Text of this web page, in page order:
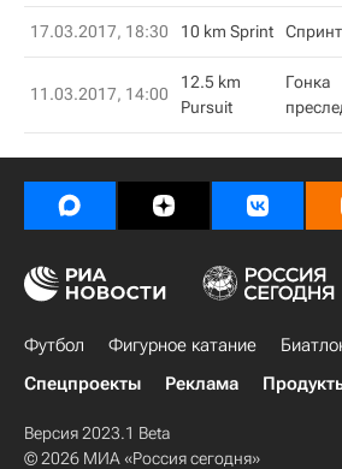
17.03.2017, 18:30 10 km Sprint Спринт
11.03.2017, 14:00
12.5 km
Pursuit
Гонка
Футбол Фигурное катание
Спецпроекты
Реклама
Версия 2023.1 Beta
© 2026 МИА «Россия сегодня»